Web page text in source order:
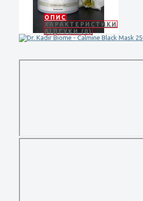
ОПИС
ХАРАКТЕРИСТИКИ
ВІДГУКИ (0)